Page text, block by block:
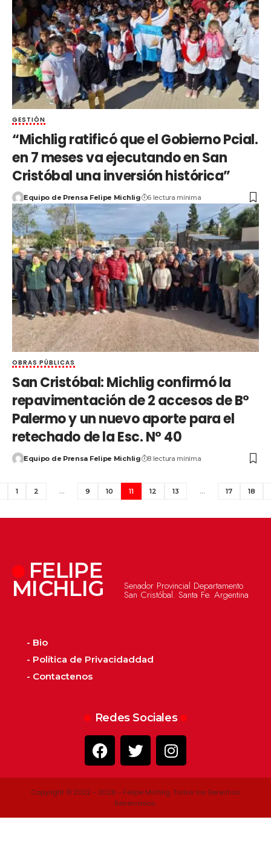
GESTIÓN
“Michlig ratificó que el Gobierno Pcial.
en 7 meses va ejecutando en San
Cristóbal una inversión histórica”
Equipo de Prensa Felipe Michlig 6 lectura mínima
OBRAS PÚBLICAS
San Cristóbal: Michlig confirmó la
repavimentación de 2 accesos de B°
Palermo y un nuevo aporte para el
retechado de la Esc. N° 40
Equipo de Prensa Felipe Michlig 8 lectura mínima
1 2 … 9 10 11 12 13 … 17 18
FELIPE
MICHLIG Senador Provincial Departamento
San Cristóbal. Santa Fe. Argentina
- Bio
- Política de Privacidaddad
- Contactenos
Redes Sociales
Copyright © 2022 - 2026 - Felipe Michlig. Todos los Derechos
Reservados.